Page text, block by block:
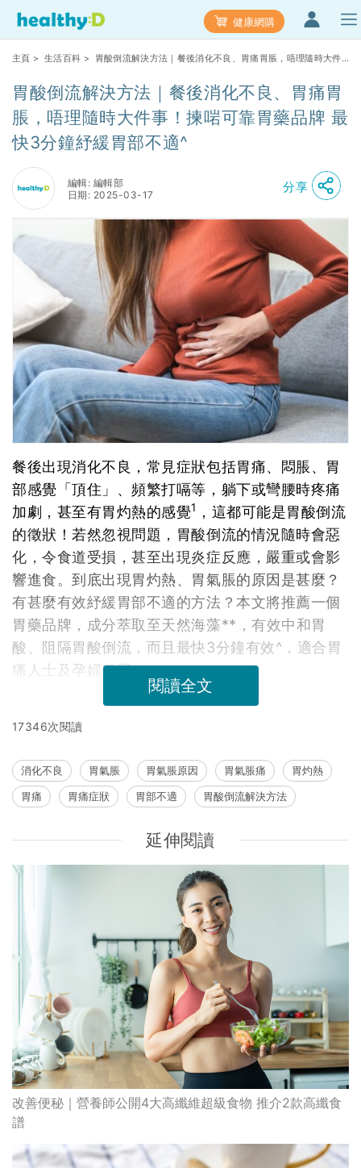
健康網購
主頁 > 生活百科 > 胃酸倒流解決方法｜餐後消化不良、胃痛胃脹，唔理隨時大件
胃酸倒流解決方法｜餐後消化不良、胃痛胃
脹，唔理隨時大件事！揀啱可靠胃藥品牌 最
快3分鐘紓緩胃部不適^
編輯: 編輯部
日期: 2025-03-17
分享
餐後出現消化不良，常見症狀包括胃痛、悶脹、胃
部感覺「頂住」、頻繁打嗝等，躺下或彎腰時疼痛
加劇，甚至有胃灼熱的感覺1
，這都可能是胃酸倒流
的徵狀！若然忽視問題，胃酸倒流的情況隨時會惡
化，令食道受損，甚至出現炎症反應，嚴重或會影
響進食。到底出現胃灼熱、胃氣脹的原因是甚麼？
有甚麼有效紓緩胃部不適的方法？本文將推薦一個
胃藥品牌，成分萃取至天然海藻**，有效中和胃
酸、阻隔胃酸倒流，而且最快3分鐘有效^，適合胃
痛人士及孕婦服用。
閱讀全文
17346次閱讀
消化不良 胃氣脹 胃氣脹原因 胃氣脹痛
胃灼熱
胃痛
胃痛症狀 胃部不適 胃酸倒流解決方法
延伸閱讀
改善便秘｜營養師公開4大高纖維超級食物 推介2款高纖食
譜